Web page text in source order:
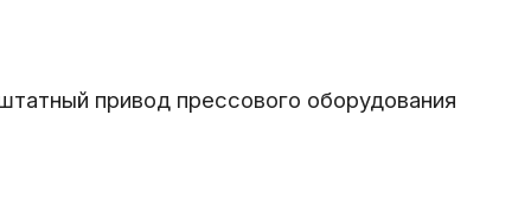
привод прессового оборудования